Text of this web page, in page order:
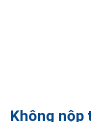
Không nộp